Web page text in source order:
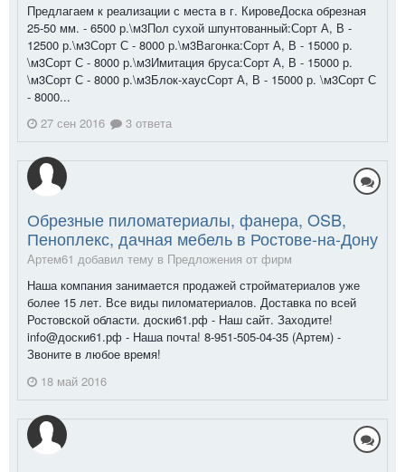
Предлагаем к реализации с места в г. КировеДоска обрезная
25-50 мм. - 6500 р.\м3Пол сухой шпунтованный:Сорт А, В -
12500 р.\м3Сорт С - 8000 р.\м3Вагонка:Сорт А, В - 15000 р.
\м3Сорт С - 8000 р.\м3Имитация бруса:Сорт А, В - 15000 р.
\м3Сорт С - 8000 р.\м3Блок-хаусСорт А, В - 15000 р. \м3Сорт С
- 8000...
27 сен 2016
3 ответа
Обрезные пиломатериалы, фанера, OSB,
Пеноплекс, дачная мебель в Ростове-на-Дону
Артем61 добавил тему в Предложения от фирм
Наша компания занимается продажей стройматериалов уже
более 15 лет. Все виды пиломатериалов. Доставка по всей
Ростовской области. доски61.рф - Наш сайт. Заходите!
info@доски61.рф - Наша почта! 8-951-505-04-35 (Артем) -
Звоните в любое время!
18 май 2016